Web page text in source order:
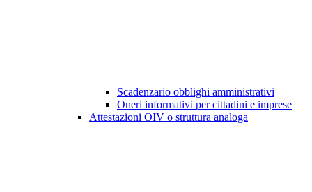
Scadenzario obblighi amministrativi
Oneri informativi per cittadini e imprese
Attestazioni OIV o struttura analoga